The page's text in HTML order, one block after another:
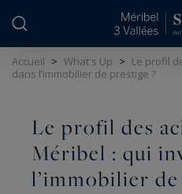
Accueil > What's Up > Le profil
dans l’immobilier de prestige ?
Le profil des
Méribel : qui
l’immobilier